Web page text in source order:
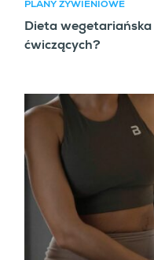
PLANY ŻYWIENIOWE
Dieta
ćwiczących?